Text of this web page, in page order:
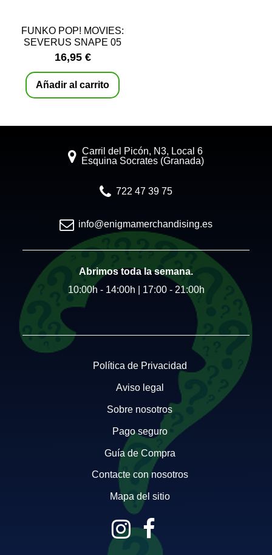
FUNKO POP! MOVIES:
SEVERUS SNAPE 05
16,95 €
Añadir al carrito
Carril del Picón, N3, Local 6
Esquina Socrates (Granada)
722 47 39 75
info@enigmamerchandising.es
Abrimos toda la semana.
10:00h - 14:00h | 17:00 - 21:00h
Política de Privacidad
Aviso legal
Sobre nosotros
Pago seguro
Guía de Compra
Contacte con nosotros
Mapa del sitio